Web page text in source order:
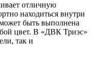
отличную
находиться внутри
быть выполнена
цвет. В «ДВК Триэс»
так и